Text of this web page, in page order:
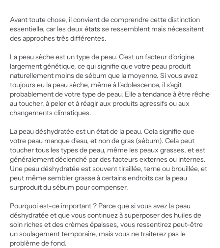
Avant toute chose, il convient de comprendre cette distinction
essentielle, car les deux états se ressemblent mais nécessitent
des approches très différentes.
La peau sèche est un type de peau. C'est un facteur d'origine
largement génétique, ce qui signifie que votre peau produit
naturellement moins de sébum que la moyenne. Si vous avez
toujours eu la peau sèche, même à l'adolescence, il s'agit
probablement de votre type de peau. Elle a tendance à être rêche
au toucher, à peler et à réagir aux produits agressifs ou aux
changements climatiques.
La peau déshydratée est un état de la peau. Cela signifie que
votre peau manque d'eau, et non de gras (sébum). Cela peut
toucher tous les types de peau, même les peaux grasses, et est
généralement déclenché par des facteurs externes ou internes.
Une peau déshydratée est souvent tiraillée, terne ou brouillée, et
peut même sembler grasse à certains endroits car la peau
surproduit du sébum pour compenser.
Pourquoi est-ce important ? Parce que si vous avez la peau
déshydratée et que vous continuez à superposer des huiles de
soin riches et des crèmes épaisses, vous ressentirez peut-être
un soulagement temporaire, mais vous ne traiterez pas le
problème de fond.